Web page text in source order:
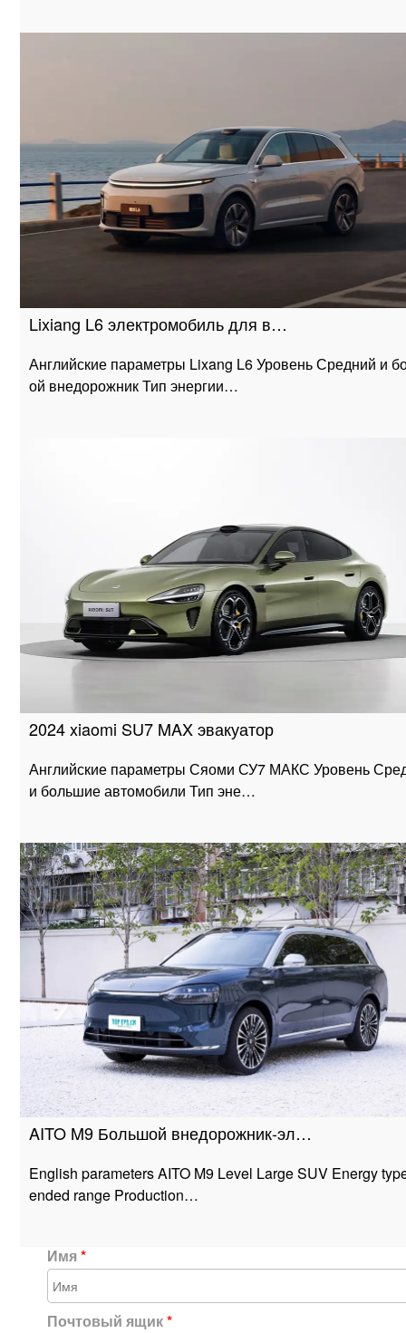
Lixiang L6 электромобиль для в…
Английские параметры Lixang L6 Уровень Средний и
ой внедорожник Тип энергии…
2024 xiaomi SU7 MAX эвакуатор
Английские параметры Сяоми СУ7 МАКС Уровень
и большие автомобили Тип эне…
AITO M9 Большой внедорожник-эл…
English parameters AITO M9 Level Large SUV Energy
ended range Production…
Имя*
Почтовый ящик*